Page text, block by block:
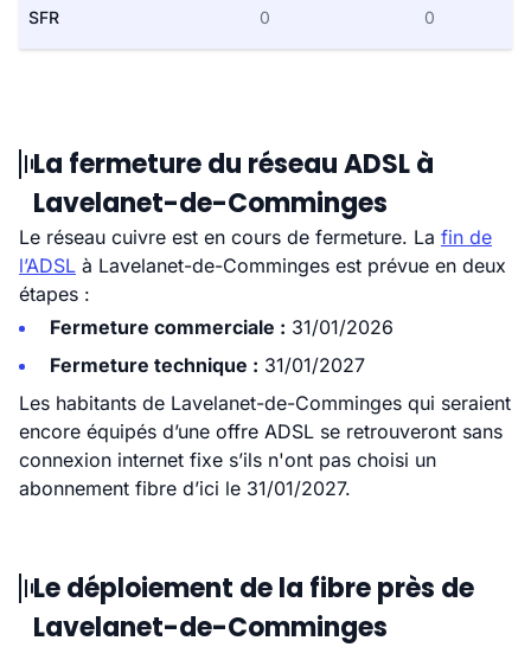
SFR 0 0
La fermeture du réseau ADSL à
Lavelanet-de-Comminges
Le réseau cuivre est en cours de fermeture. La fin de
l’ADSL à Lavelanet-de-Comminges est prévue en deux
étapes :
Fermeture commerciale : 31/01/2026
Fermeture technique : 31/01/2027
Les habitants de Lavelanet-de-Comminges qui seraient
encore équipés d’une offre ADSL se retrouveront sans
connexion internet fixe s’ils n'ont pas choisi un
abonnement fibre d’ici le 31/01/2027.
Le déploiement de la fibre près de
Lavelanet-de-Comminges